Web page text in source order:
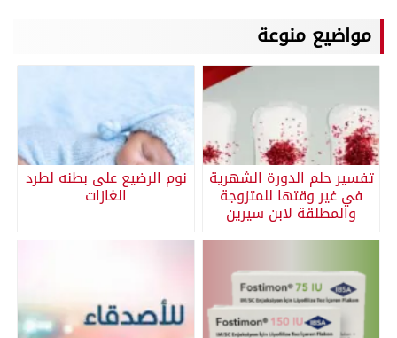
مواضيع منوعة
تفسير حلم الدورة الشهرية
في غير وقتها للمتزوجة
والمطلقة لابن سيرين
نوم الرضيع على بطنه لطرد
الغازات